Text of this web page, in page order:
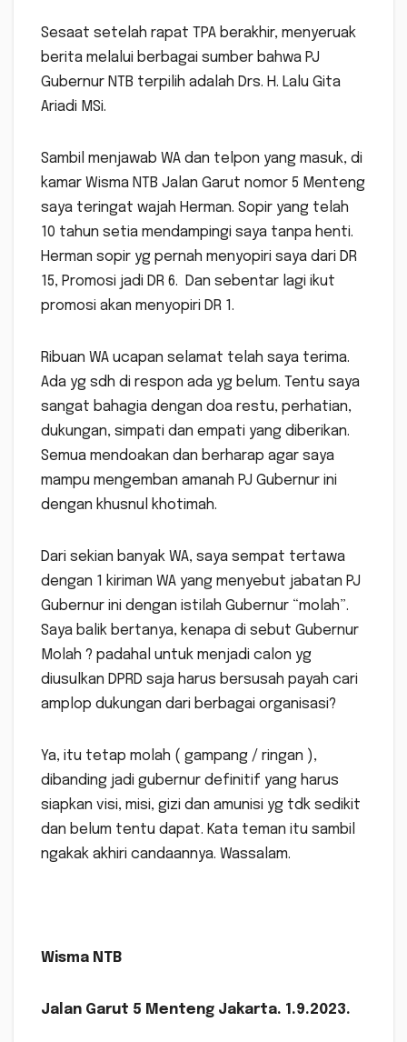
Sesaat setelah rapat TPA berakhir, menyeruak
berita melalui berbagai sumber bahwa PJ
Gubernur NTB terpilih adalah Drs. H. Lalu Gita
Ariadi MSi.
Sambil menjawab WA dan telpon yang masuk, di
kamar Wisma NTB Jalan Garut nomor 5 Menteng
saya teringat wajah Herman. Sopir yang telah
10 tahun setia mendampingi saya tanpa henti.
Herman sopir yg pernah menyopiri saya dari DR
15, Promosi jadi DR 6. Dan sebentar lagi ikut
promosi akan menyopiri DR 1.
Ribuan WA ucapan selamat telah saya terima.
Ada yg sdh di respon ada yg belum. Tentu saya
sangat bahagia dengan doa restu, perhatian,
dukungan, simpati dan empati yang diberikan.
Semua mendoakan dan berharap agar saya
mampu mengemban amanah PJ Gubernur ini
dengan khusnul khotimah.
Dari sekian banyak WA, saya sempat tertawa
dengan 1 kiriman WA yang menyebut jabatan PJ
Gubernur ini dengan istilah Gubernur “molah”.
Saya balik bertanya, kenapa di sebut Gubernur
Molah ? padahal untuk menjadi calon yg
diusulkan DPRD saja harus bersusah payah cari
amplop dukungan dari berbagai organisasi?
Ya, itu tetap molah ( gampang / ringan ),
dibanding jadi gubernur definitif yang harus
siapkan visi, misi, gizi dan amunisi yg tdk sedikit
dan belum tentu dapat. Kata teman itu sambil
ngakak akhiri candaannya. Wassalam.
Wisma NTB
Jalan Garut 5 Menteng Jakarta. 1.9.2023.